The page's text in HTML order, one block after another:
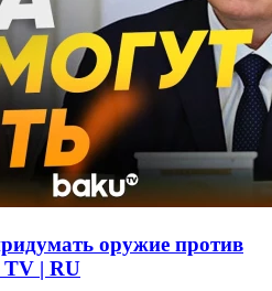
оружие против
TV | RU